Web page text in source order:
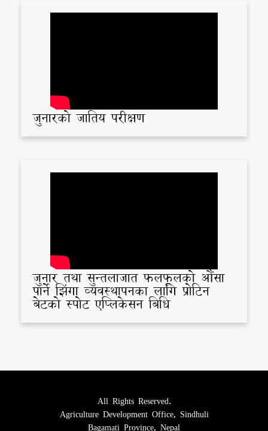
जुनारको जातिय परीक्षण
जुनार तथा सुन्तलाजात फलफूलको औंसा
पार्ने झिंगा व्यवस्थापनका लागि प्रोटिन
बेटको स्पोट एप्लिकेसन बिधि
All Rights Reserved.
Agriculture Development Office, Sindhuli
Bagamati Province, Nepal